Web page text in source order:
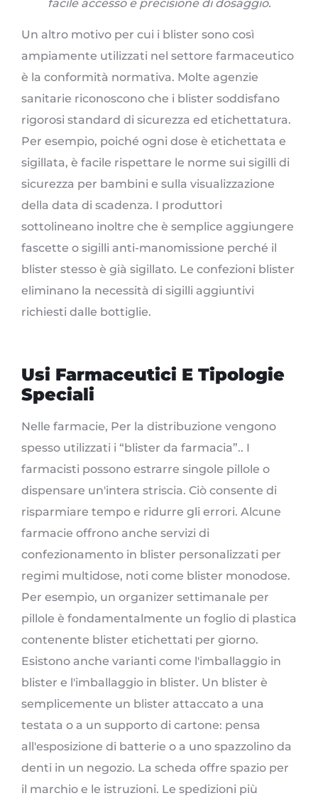
facile accesso e precisione di dosaggio.
Un altro motivo per cui i blister sono così
ampiamente utilizzati nel settore farmaceutico
è la conformità normativa. Molte agenzie
sanitarie riconoscono che i blister soddisfano
rigorosi standard di sicurezza ed etichettatura.
Per esempio, poiché ogni dose è etichettata e
sigillata, è facile rispettare le norme sui sigilli di
sicurezza per bambini e sulla visualizzazione
della data di scadenza. I produttori
sottolineano inoltre che è semplice aggiungere
fascette o sigilli anti-manomissione perché il
blister stesso è già sigillato. Le confezioni blister
eliminano la necessità di sigilli aggiuntivi
richiesti dalle bottiglie.
Usi Farmaceutici E Tipologie
Speciali
Nelle farmacie, Per la distribuzione vengono
spesso utilizzati i “blister da farmacia”.. I
farmacisti possono estrarre singole pillole o
dispensare un'intera striscia. Ciò consente di
risparmiare tempo e ridurre gli errori. Alcune
farmacie offrono anche servizi di
confezionamento in blister personalizzati per
regimi multidose, noti come blister monodose.
Per esempio, un organizer settimanale per
pillole è fondamentalmente un foglio di plastica
contenente blister etichettati per giorno.
Esistono anche varianti come l'imballaggio in
blister e l'imballaggio in blister. Un blister è
semplicemente un blister attaccato a una
testata o a un supporto di cartone: pensa
all'esposizione di batterie o a uno spazzolino da
denti in un negozio. La scheda offre spazio per
il marchio e le istruzioni. Le spedizioni più